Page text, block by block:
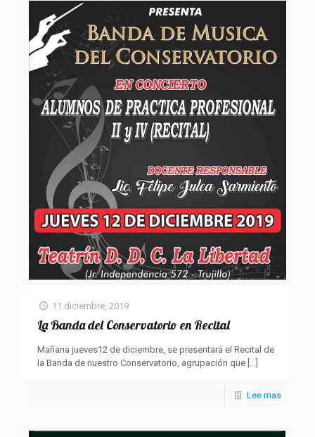
11 diciembre, 2019
La Banda del Conservatorio en Recital
Mañana jueves12 de diciembre, se presentará el Recital de
la Banda de nuestro Conservatorio, agrupación que
Lee mas